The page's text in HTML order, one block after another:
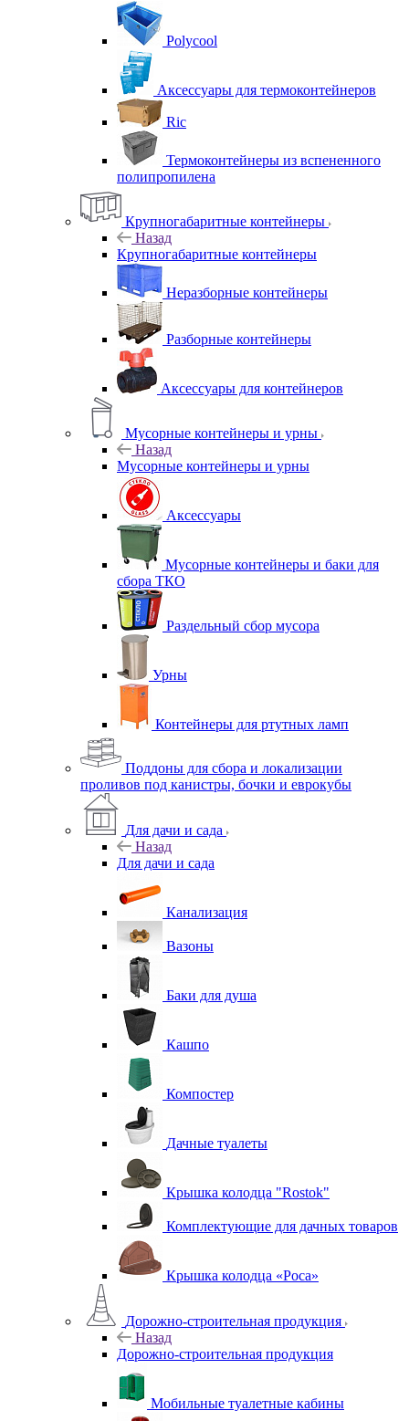
Polycool
Аксессуары для термоконтейнеров
Ric
Термоконтейнеры из вспененного
полипропилена
Крупногабаритные контейнеры
Назад
Крупногабаритные контейнеры
Неразборные контейнеры
Разборные контейнеры
Аксессуары для контейнеров
Мусорные контейнеры и урны
Назад
Мусорные контейнеры и урны
Аксессуары
Мусорные контейнеры и баки для
сбора ТКО
Раздельный сбор мусора
Урны
Контейнеры для ртутных ламп
Поддоны для сбора и локализации
проливов под канистры, бочки и еврокубы
Для дачи и сада
Назад
Для дачи и сада
Канализация
Вазоны
Баки для душа
Кашпо
Компостер
Дачные туалеты
Крышка колодца "Rostok"
Комплектующие для дачных товаров
Крышка колодца «Роса»
Дорожно-строительная продукция
Назад
Дорожно-строительная продукция
Мобильные туалетные кабины